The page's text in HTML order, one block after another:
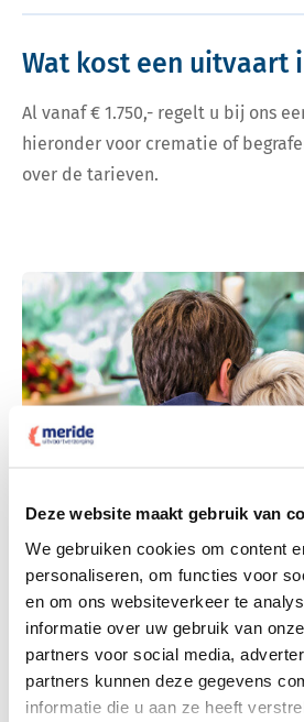
Deze website maakt gebruik van
We gebruiken cookies om content
personaliseren, om functies voor
en om ons websiteverkeer te
informatie over uw gebruik van
partners voor social media,
partners kunnen deze gegevens
informatie die u aan ze heeft
Wat kost een uitvaart
Al vanaf € 1.750,- regelt u bij ons
hieronder voor crematie of
over de tarieven.
Dit kost een crematie
Bekijk tarieven voor crematie
Bekijk tarieven voor begrafenis